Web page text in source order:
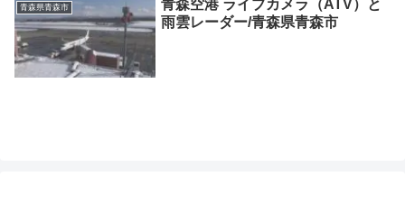
青森県青森市
青森空港 ライブカメラ（ATV）と
雨雲レーダー/青森県青森市